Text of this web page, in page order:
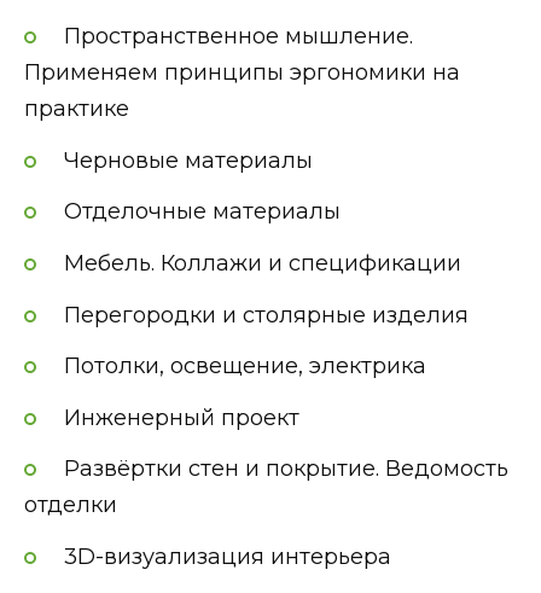
Пространственное мышление.
Применяем принципы эргономики на
практике
Черновые материалы
Отделочные материалы
Мебель. Коллажи и спецификации
Перегородки и столярные изделия
Потолки, освещение, электрика
Инженерный проект
Развёртки стен и покрытие. Ведомость
отделки
3D-визуализация интерьера